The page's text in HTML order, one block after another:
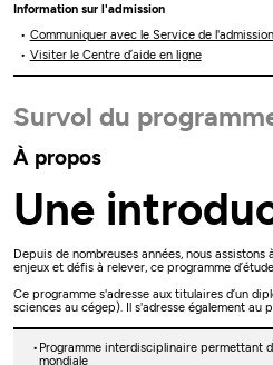
Information sur l'admission
Communiquer avec le Service de
Visiter le Centre d’aide en ligne
Survol du
À propos
Une
Depuis de nombreuses années, nous
enjeux et défis à relever, ce programme
Ce programme s'adresse aux titulaires d’un
sciences au cégep). Il s'adresse également au
Programme interdisciplinaire permettant
mondiale